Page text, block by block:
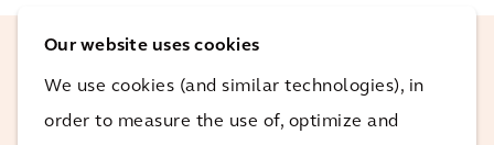
Our website uses cookies
We use cookies (and similar technologies), in
order to measure the use of, optimize and
Brachen und Altstandorte sind urbane
Flächenreserven, die eine effiziente,